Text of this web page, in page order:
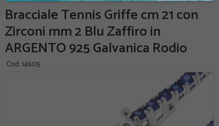
Bracciale Tennis Griffe cm 21 con
Zirconi mm 2 Blu Zaffiro in
ARGENTO 925 Galvanica Rodio
Cod: 14605